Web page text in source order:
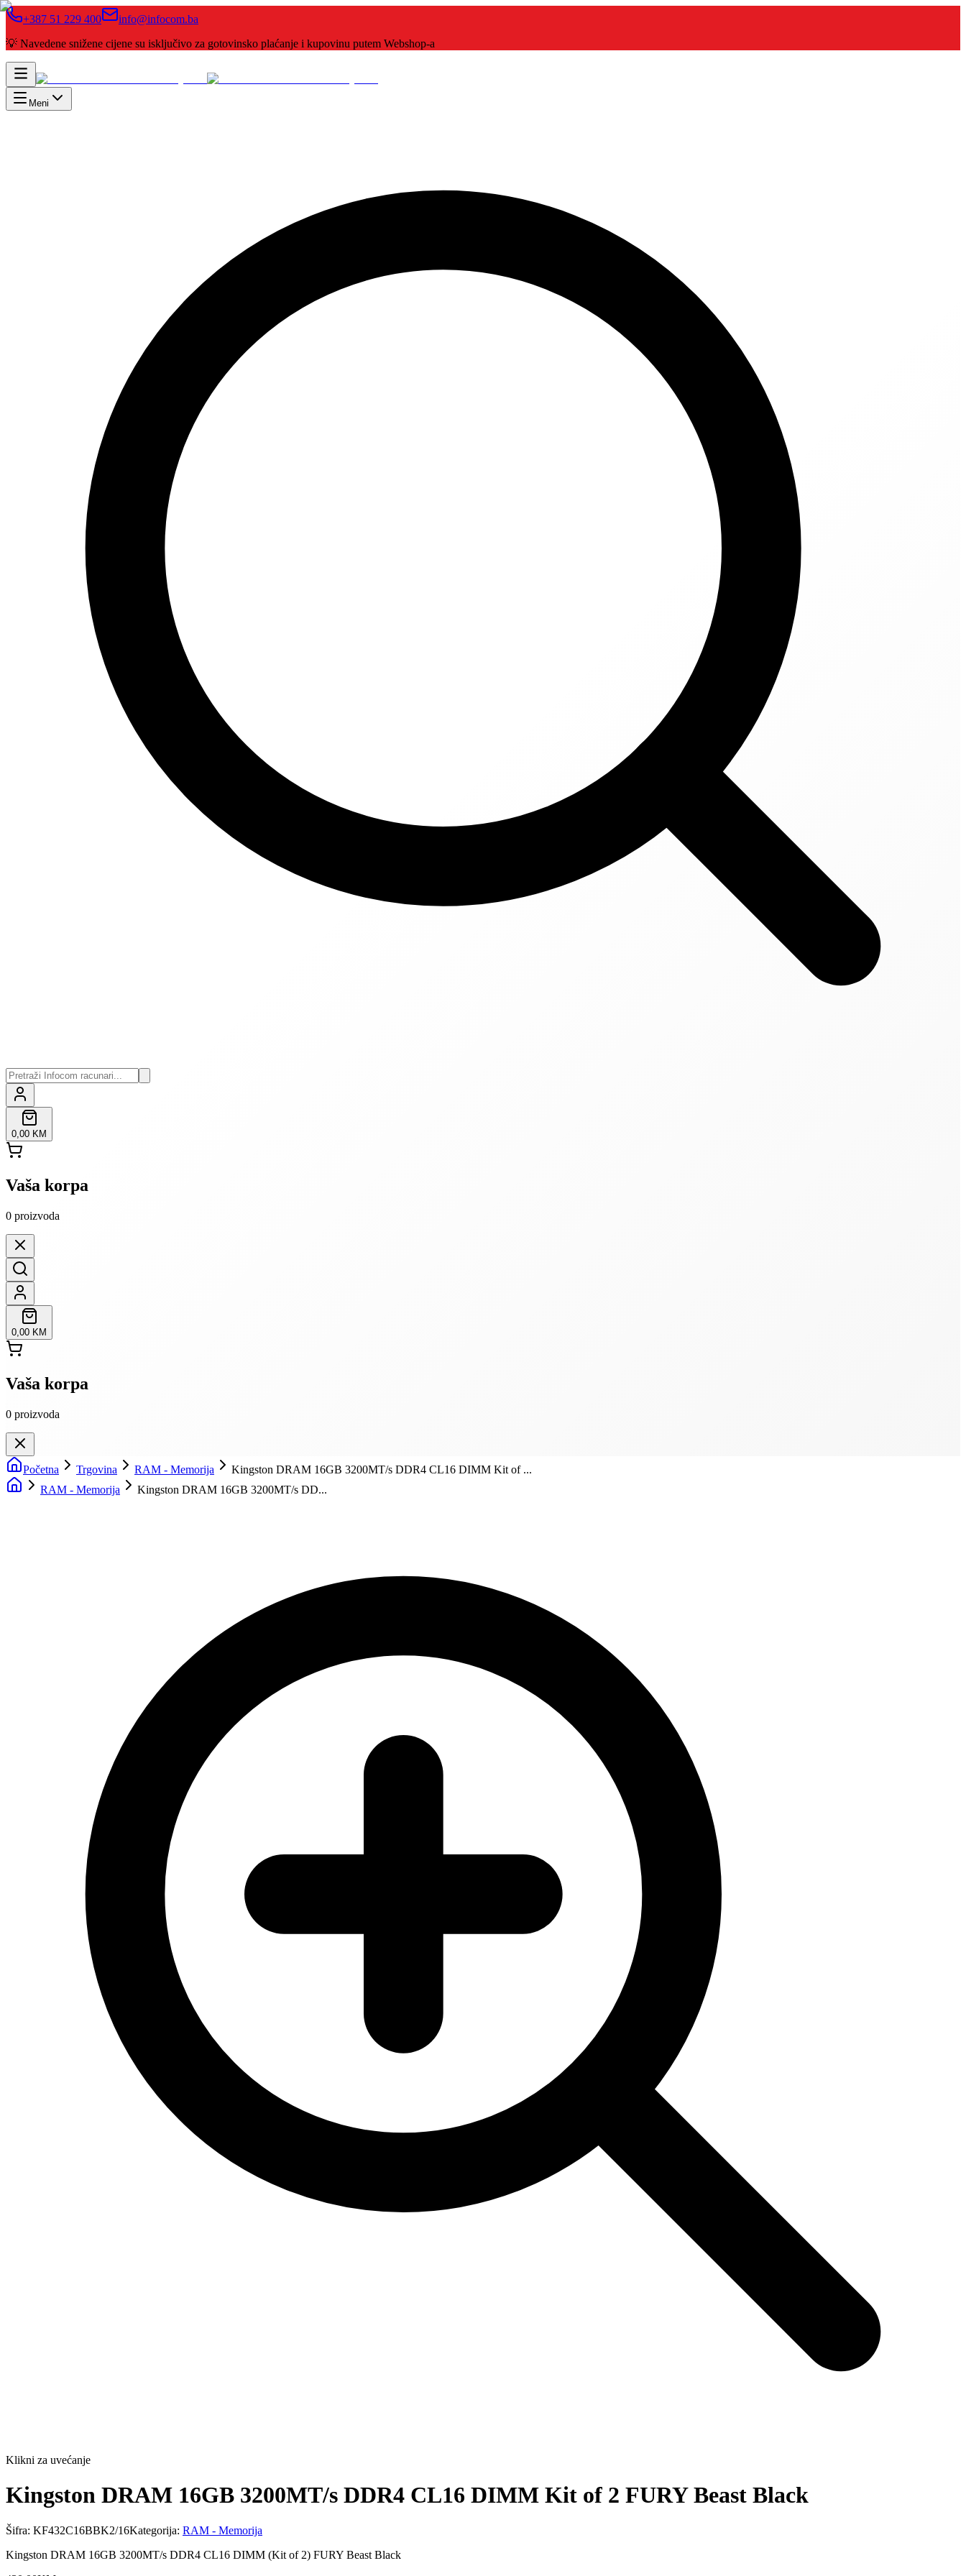
+387 51 229 400
info@infocom.ba
💡 Navedene snižene cijene su isključivo za gotovinsko plaćanje i kupovinu putem Webshop-a
Meni
0,00 KM
Vaša korpa
0 proizvoda
0,00 KM
Vaša korpa
0 proizvoda
Početna Trgovina RAM - Memorija
Kingston DRAM 16GB 3200MT/s DDR4 CL16 DIMM Kit of ...
RAM - Memorija
Kingston DRAM 16GB 3200MT/s DD...
Klikni za uvećanje
Kingston DRAM 16GB 3200MT/s DDR4 CL16 DIMM Kit of 2 FURY Beast Black
Šifra: KF432C16BBK2/16Kategorija: RAM - Memorija
Kingston DRAM 16GB 3200MT/s DDR4 CL16 DIMM (Kit of 2) FURY Beast Black